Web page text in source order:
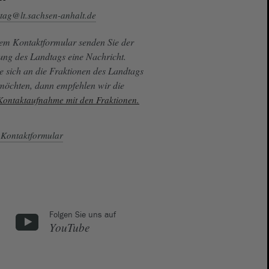
anhalt.de
Kontaktformular senden Sie der
des Landtags eine Nachricht.
sich an die Fraktionen des Landtags
dann empfehlen wir die
mit den Fraktionen.
Folgen Sie uns auf
YouTube